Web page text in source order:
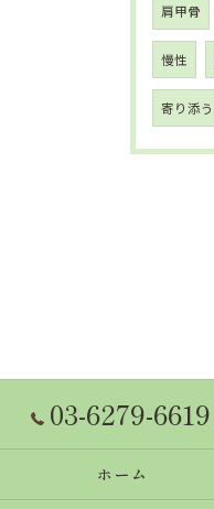
肩甲骨
慢性
寄り添う
03-6279-6619
ホーム